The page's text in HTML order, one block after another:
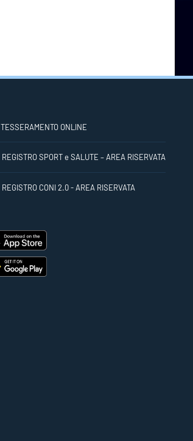
TESSERAMENTO ONLINE
REGISTRO SPORT e SALUTE – AREA RISERVATA
REGISTRO CONI 2.0 - AREA RISERVATA